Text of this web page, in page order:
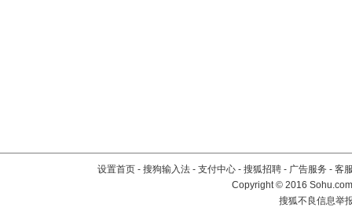
设置首页 - 搜狗输入法 - 支付中心 - 搜狐招聘 - 广告服务 - 客
Copyright©2016
搜狐不良信息举